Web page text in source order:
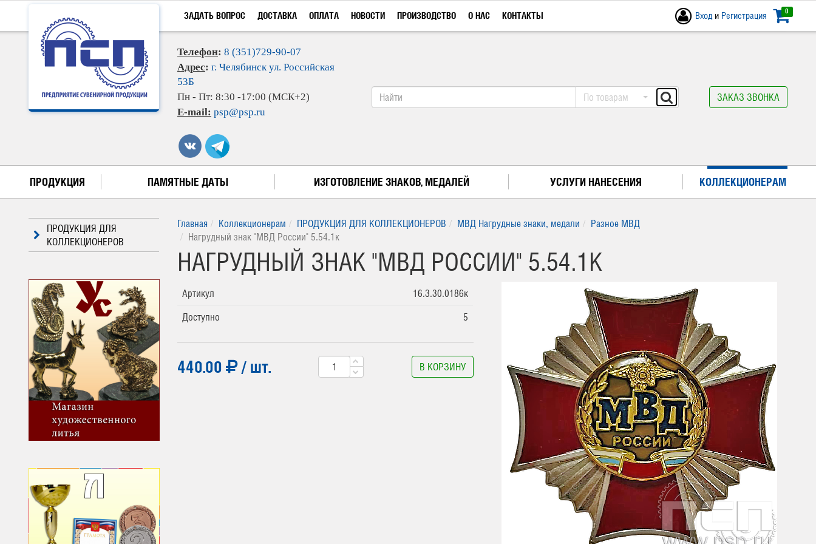
ЗАДАТЬ ВОПРОС ДОСТАВКА ОПЛАТА НОВОСТИ ПРОИЗВОДСТВО О НАС КОНТАКТЫ 0
Вход и Регистрация
Телефон: 8 (351)729-90-07
Адрес: г. Челябинск ул. Российская
53Б
Пн - Пт: 8:30 -17:00 (МСК+2)
E-mail: psp@psp.ru
По товарам ЗАКАЗ ЗВОНКА
ПРОДУКЦИЯ ПАМЯТНЫЕ ДАТЫ ИЗГОТОВЛЕНИЕ ЗНАКОВ, МЕДАЛЕЙ УСЛУГИ НАНЕСЕНИЯ КОЛЛЕКЦИОНЕРАМ
ПРОДУКЦИЯ ДЛЯ
КОЛЛЕКЦИОНЕРОВ
Главная Коллекционерам ПРОДУКЦИЯ ДЛЯ КОЛЛЕКЦИОНЕРОВ МВД Нагрудные знаки, медали
Разное МВД
Нагрудный знак "МВД России" 5.54.1к
НАГРУДНЫЙ ЗНАК "МВД РОССИИ" 5.54.1К
Артикул
16.3.30.0186к
Доступно
5
440.00 / шт. В КОРЗИНУ